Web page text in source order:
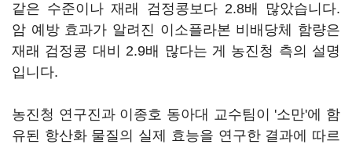
같은 수준이나 재래 검정콩보다 2.8배 많았습니다.
암 예방 효과가 알려진 이소플라본 비배당체 함량은
재래 검정콩 대비 2.9배 많다는 게 농진청 측의 설명
입니다.
농진청 연구진과 이종호 동아대 교수팀이 '소만'에 함
유된 항산화 물질의 실제 효능을 연구한 결과에 따르